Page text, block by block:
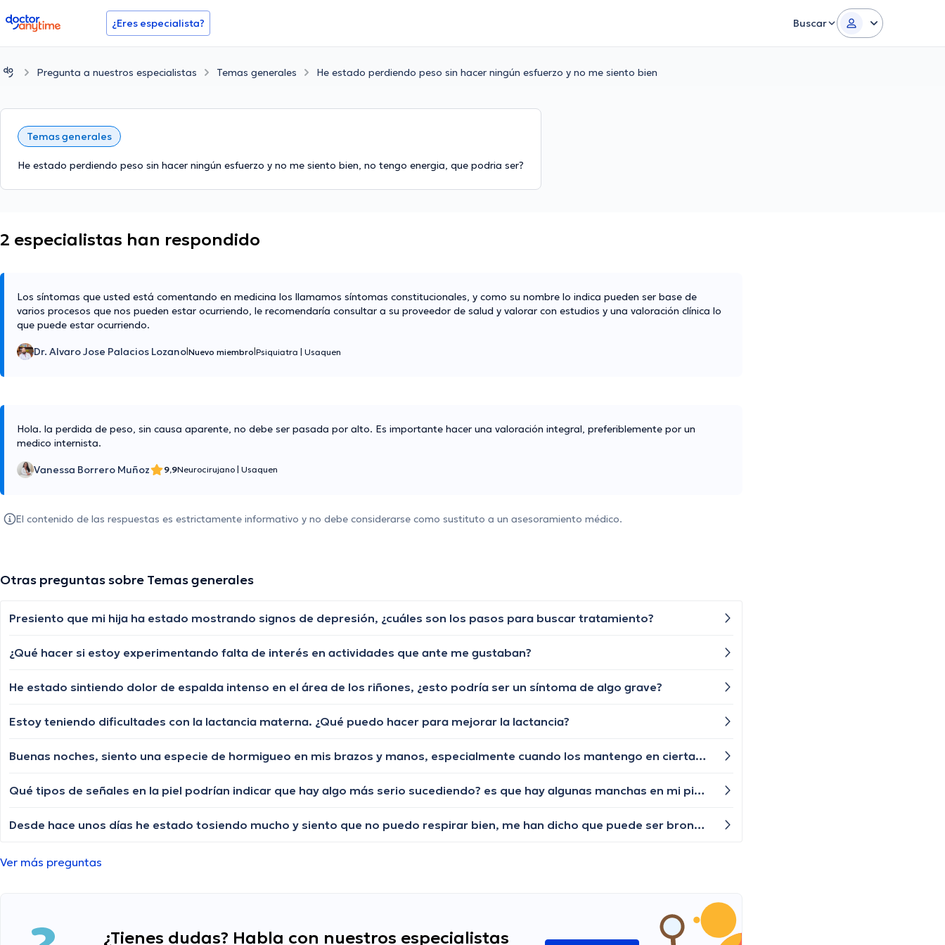
doctoranytime ¿Eres especialista? Buscar
Pregunta a nuestros especialistas Temas generales He estado perdiendo peso sin hacer ningún esfuerzo y no me siento bien
Temas generales
He estado perdiendo peso sin hacer ningún esfuerzo y no me siento bien, no tengo energia, que podria ser?
2 especialistas han respondido
Los síntomas que usted está comentando en medicina los llamamos síntomas constitucionales, y como su nombre lo indica pueden ser base de
varios procesos que nos pueden estar ocurriendo, le recomendaría consultar a su proveedor de salud y valorar con estudios y una valoración clínica lo
que puede estar ocurriendo.
Dr. Alvaro Jose Palacios Lozano Nuevo miembro Psiquiatra Usaquen
Hola. la perdida de peso, sin causa aparente, no debe ser pasada por alto. Es importante hacer una valoración integral, preferiblemente por un
medico internista.
Vanessa Borrero Muñoz 9,9Neurocirujano Usaquen
El contenido de las respuestas es estrictamente informativo y no debe considerarse como sustituto a un asesoramiento médico.
Otras preguntas sobre Temas generales
Presiento que mi hija ha estado mostrando signos de depresión, ¿cuáles son los pasos para buscar tratamiento?
¿Qué hacer si estoy experimentando falta de interés en actividades que ante me gustaban?
He estado sintiendo dolor de espalda intenso en el área de los riñones, ¿esto podría ser un síntoma de algo grave?
Estoy teniendo dificultades con la lactancia materna. ¿Qué puedo hacer para mejorar la lactancia?
Buenas noches, siento una especie de hormigueo en mis brazos y manos, especialmente cuando los mantengo en ciertas posiciones. ¿Es algo normal o debería preocuparme?
Qué tipos de señales en la piel podrían indicar que hay algo más serio sucediendo? es que hay algunas manchas en mi piel que no me molestan pero que han estado allí por un tiempo, ¿debería hacer algo al respecto?
Desde hace unos días he estado tosiendo mucho y siento que no puedo respirar bien, me han dicho que puede ser bronquitis, qué es lo que puede causar bronquitis?
Ver más preguntas
¿Tienes dudas? Habla con nuestros especialistas